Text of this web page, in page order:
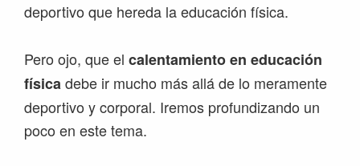
deportivo que hereda la educación física.
Pero ojo, que el calentamiento en educación
físicadebe ir mucho más allá de lo meramente
deportivo y corporal. Iremos profundizando un
poco en este tema.